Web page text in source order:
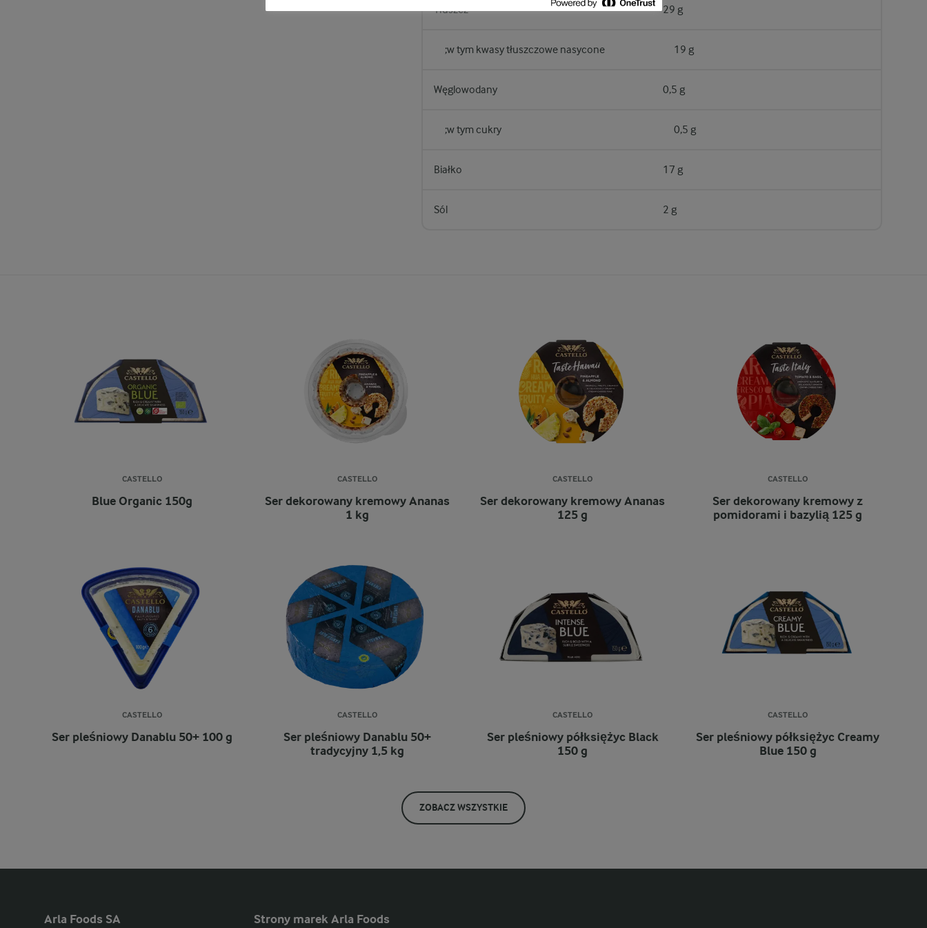
Tłuszcz 29 g
;w tym kwasy tłuszczowe nasycone 19 g
Węglowodany 0,5 g
;w tym cukry 0,5 g
Białko 17 g
Sól 2 g
CASTELLO
Blue Organic 150g
CASTELLO
Ser dekorowany kremowy Ananas
1 kg
CASTELLO
Ser dekorowany kremowy Ananas
125 g
CASTELLO
Ser dekorowany kremowy z
pomidorami i bazylią 125 g
CASTELLO
Ser pleśniowy Danablu 50+ 100 g
CASTELLO
Ser pleśniowy Danablu 50+
tradycyjny 1,5 kg
CASTELLO
Ser pleśniowy półksiężyc Black
150 g
CASTELLO
Ser pleśniowy półksiężyc Creamy
Blue 150 g
ZOBACZ WSZYSTKIE
Arla Foods SA Strony marek Arla Foods